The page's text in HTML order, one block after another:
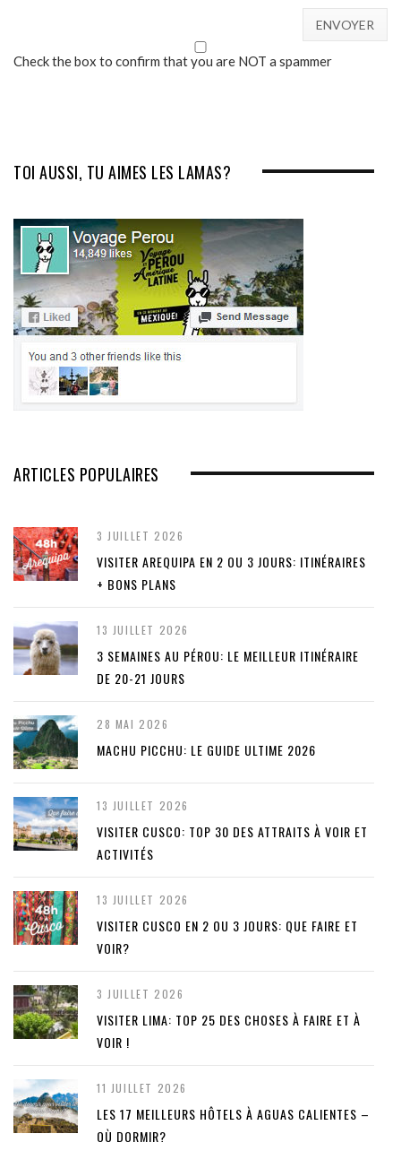
Check the box to confirm that you are NOT a spammer
TOI AUSSI, TU AIMES LES LAMAS?
ARTICLES POPULAIRES
3 JUILLET 2026
VISITER AREQUIPA EN 2 OU 3 JOURS: ITINÉRAIRES
+ BONS PLANS
13 JUILLET 2026
3 SEMAINES AU PÉROU: LE MEILLEUR ITINÉRAIRE
DE 20-21 JOURS
28 MAI 2026
MACHU PICCHU: LE GUIDE ULTIME 2026
13 JUILLET 2026
VISITER CUSCO: TOP 30 DES ATTRAITS À VOIR ET
ACTIVITÉS
13 JUILLET 2026
VISITER CUSCO EN 2 OU 3 JOURS: QUE FAIRE ET
VOIR?
3 JUILLET 2026
VISITER LIMA: TOP 25 DES CHOSES À FAIRE ET À
VOIR !
11 JUILLET 2026
LES 17 MEILLEURS HÔTELS À AGUAS CALIENTES –
OÙ DORMIR?